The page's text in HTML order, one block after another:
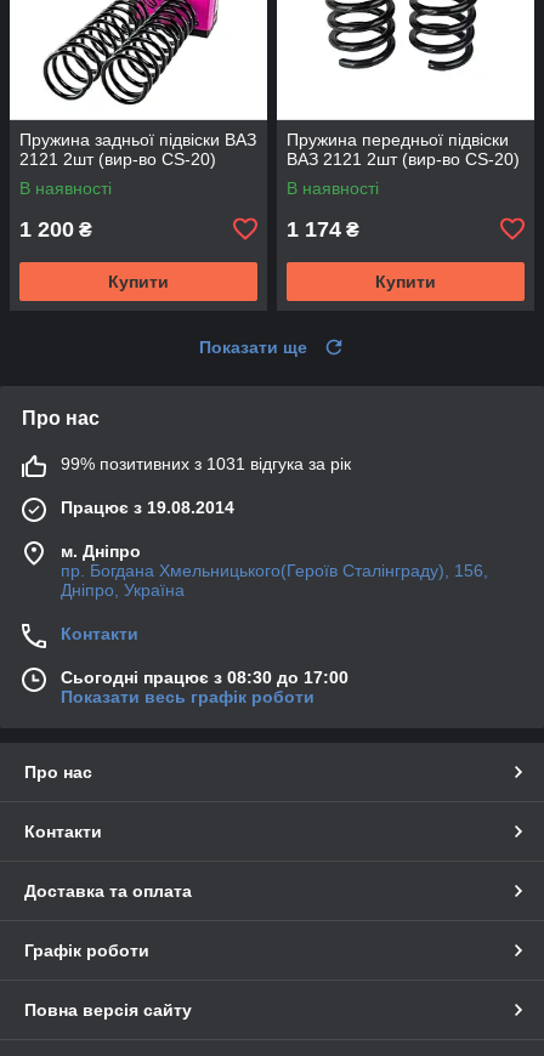
Пружина задньої підвіски ВАЗ
2121 2шт (вир-во CS-20)
В наявності
1 200 ₴
Купити
Пружина передньої підвіски
ВАЗ 2121 2шт (вир-во CS-20)
В наявності
1 174 ₴
Купити
Показати ще
Про нас
99% позитивних з 1031 відгука за рік
Працює з 19.08.2014
м. Дніпро
пр. Богдана Хмельницького(Героїв Сталінграду), 156,
Дніпро, Україна
Контакти
Сьогодні працює з 08:30 до 17:00
Показати весь графік роботи
Про нас
Контакти
Доставка та оплата
Графік роботи
Повна версія сайту